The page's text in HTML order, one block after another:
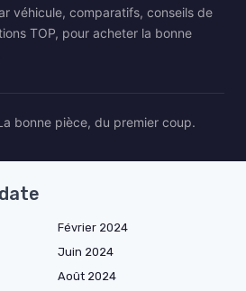
véhicule, comparatifs, conseils de
TOP, pour acheter la bonne
bonne pièce, du premier coup.
Février 2024
Juin 2024
Août 2024